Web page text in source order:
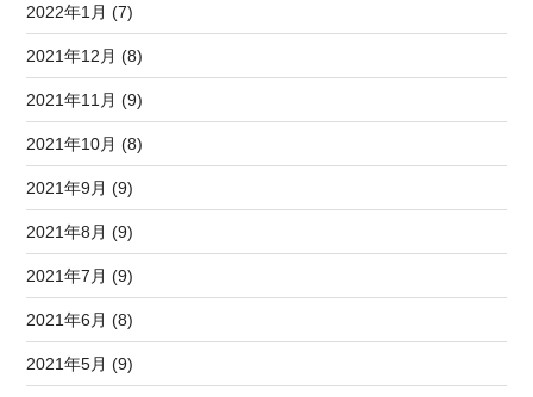
2022年1月 (7)
2021年12月 (8)
2021年11月 (9)
2021年10月 (8)
2021年9月 (9)
2021年8月 (9)
2021年7月 (9)
2021年6月 (8)
2021年5月 (9)